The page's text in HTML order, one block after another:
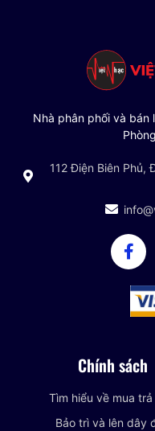
Nhà phân phối và bán
112 Điện Biên Phủ,
Chính sách
Tìm hiểu về mua
Bảo trì và lên dây